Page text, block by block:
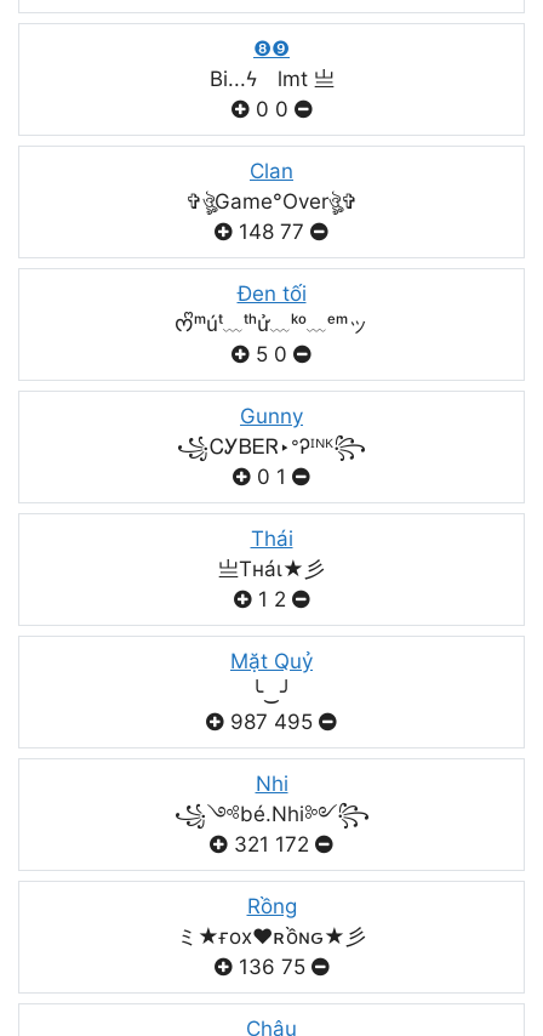
❽❾
Bi...ϟ lmt 亗
0 0
Clan
✞ঔৣGame°Overঔৣ✞
148 77
Đen tối
ᰔᩚᵐúᵗ﹏ᵗʰử﹏ᵏᵒ﹏ᵉᵐッ
5 0
Gunny
꧁ᏟᎩᏴᎬᏒ‣ᐤᎮᴵᴺᴷ꧂
0 1
Thái
亗Tнáι★彡
1 2
Mặt Quỷ
╰‿╯
987 495
Nhi
꧁༺bé.Nhi༻꧂
321 172
Rồng
ミ★ғox♥️ʀồɴԍ★彡
136 75
Châu